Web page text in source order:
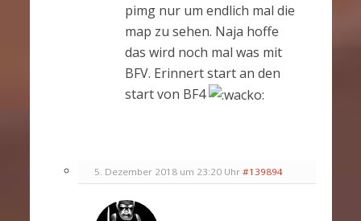
pimg nur um endlich mal die
map zu sehen. Naja hoffe
das wird noch mal was mit
BFV. Erinnert start an den
start von BF4
5. Dezember 2018 um 23:20 Uhr #139894